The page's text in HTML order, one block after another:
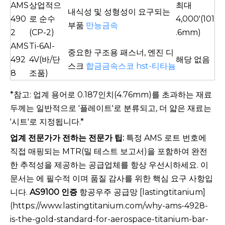
AMS
490
2
상업적으
로 순수
(CP-2)
내식성 및 성형성이 요구되는
부품 만능금속
최대
4,000'(101
.6mm)
AMS
492
8
Ti-6Al-
4V(바/단
조품)
중요한 구조용 패스너, 엔진 디
스크 합금금속스코 hst-티타늄
해당 없음
*참고: 업계 용어로 0.187인치(4.76mm)를 초과하는 재료
두께는 일반적으로 '플레이트'로 분류되고, 더 얇은 재료는
'시트'로 지정됩니다.*
업계 전문가가 전하는 전문가 팁: 특정 AMS 로트 번호에
직접 매핑되는 MTR(밀 테스트 보고서)을 포함하여 완전
한 추적성을 제공하는 공급업체를 항상 우선시하세요. 이
문서는 에 필수적 이며 품질 감사를 위한 핵심 요구 사항입
니다. AS9100 인증 항공우주 공급망 [lastingtitanium]
(https://www.lastingtitanium.com/why-ams-4928-
is-the-gold-standard-for-aerospace-titanium-bar-